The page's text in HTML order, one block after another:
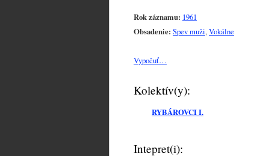
Rok záznamu: 1961
Obsadenie: Spev muži,Vokálne
Vypočuť…
Kolektív(y):
RYBÁROVCI I.
Intepret(i):